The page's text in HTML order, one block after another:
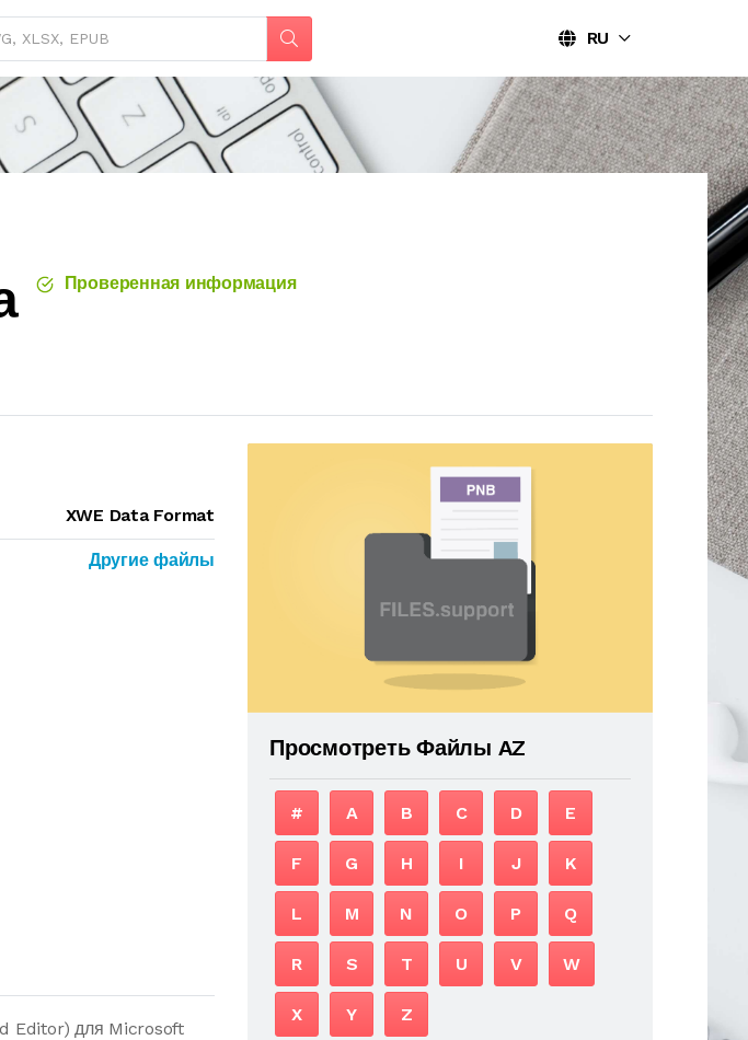
RU
Проверенная информация
XWE Data Format
Другие файлы
Editor) для Microsoft
Просмотреть Файлы AZ
# A B C D E
F G H I J K
L M N O P Q
R S T U V W
X Y Z